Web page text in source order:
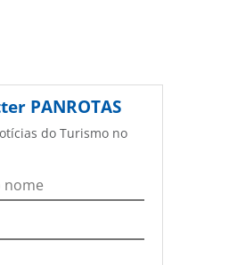
PANROTAS
do Turismo no